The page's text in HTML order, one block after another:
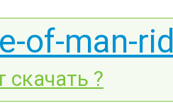
of-man-
скачать ?